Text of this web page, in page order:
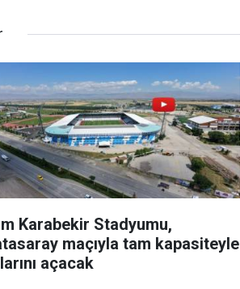
Karabekir Stadyumu,
maçıyla tam kapasiteyle
açacak